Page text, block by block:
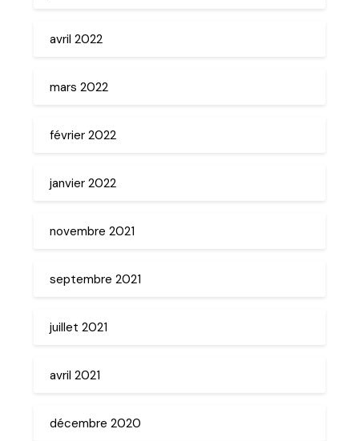
avril 2022
mars 2022
février 2022
janvier 2022
novembre 2021
septembre 2021
juillet 2021
avril 2021
décembre 2020